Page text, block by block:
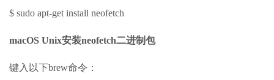
$ sudo apt-get install neofetch
macOS Unix安装neofetch二进制包
键入以下brew命令：